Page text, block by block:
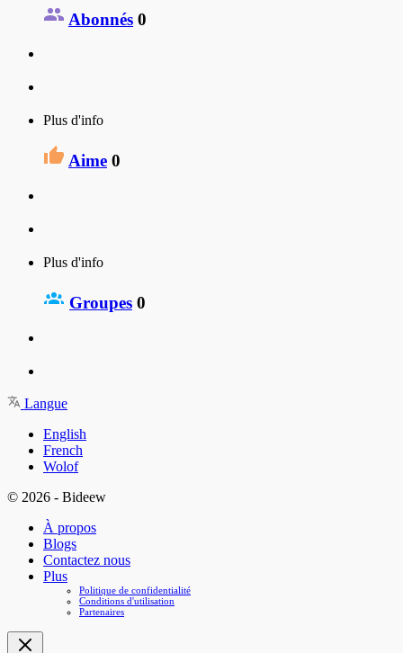
Abonnés 0
Plus d'info
Aime 0
Plus d'info
Groupes 0
Langue
English
French
Wolof
© 2026 - Bideew
À propos
Blogs
Contactez nous
Plus
Politique de confidentialité
Conditions d'utilisation
Partenaires